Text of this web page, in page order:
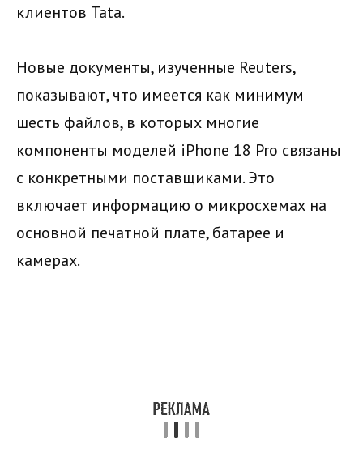
клиентов Tata.
Новые документы, изученные Reuters,
показывают, что имеется как минимум
шесть файлов, в которых многие
компоненты моделей iPhone 18 Pro связаны
с конкретными поставщиками. Это
включает информацию о микросхемах на
основной печатной плате, батарее и
камерах.